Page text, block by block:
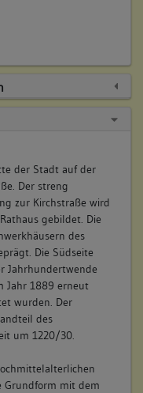
der Stadt auf der
Der streng
zur Kirchstraße wird
gebildet. Die
des
Die Südseite
Jahrhundertwende
Jahr 1889 erneut
wurden. Der
des
um 1220/30.
Grundform mit dem